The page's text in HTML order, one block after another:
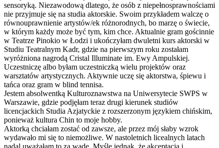
sensoryką. Niezawodową dlatego, że osób z niepełnosprawnościami
nie przyjmuje się na studia aktorskie. Swoim przykładem walczę o
równouprawnienie artystów/ek różnorodnych, bo marzę o świecie,
w którym każdy może być tym, kim chce. Aktualnie gram gościnnie
w Teatrze Pinokio w Łodzi i ukończyłam dwuletni kurs aktorski w
Studiu Teatralnym Kadr, gdzie na pierwszym roku zostałam
wyróżniona nagrodą Cristal Illuminate im. Ewy Ampulskiej.
Uczestniczę albo byłam uczestniczką wielu projektów oraz
warsztatów artystycznych. Aktywnie uczę się aktorstwa, śpiewu i
tańca oraz gram w blind tennisa.
Jestem absolwentką Kulturoznawstwa na Uniwersytecie SWPS w
Warszawie, gdzie podjęłam teraz drugi kierunek studiów
licencjackich Studia Azjatyckie z rozszerzonym językiem chińskim,
ponieważ kultura Chin to moje hobby.
Aktorką chciałam zostać od zawsze, ale przez mój słaby wzrok
wydawało mi się to niemożliwe. W nastoletnich licealnych latach
nadal uważałam to za wadę. Myślę jednak, że akceptacja i